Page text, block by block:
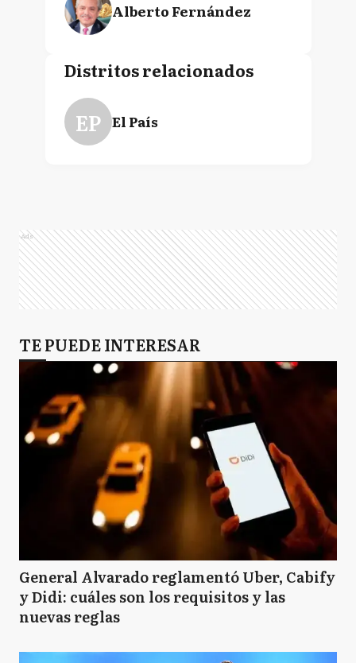
Alberto Fernández
Distritos relacionados
EP El País
Ads
TE PUEDE INTERESAR
General Alvarado reglamentó Uber, Cabify
y Didi: cuáles son los requisitos y las
nuevas reglas